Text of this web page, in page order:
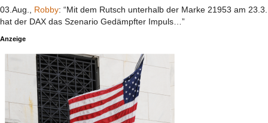
03.Aug., Robby: “Mit dem Rutsch unterhalb der Marke 21953 am 23.3.
hat der DAX das Szenario Gedämpfter Impuls…”
Anzeige